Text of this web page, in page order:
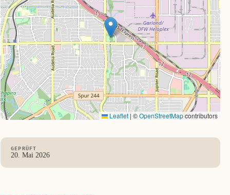
Leaflet | ©OpenStreetMapcontributors
GEPRÜFT
20. Mai 2026